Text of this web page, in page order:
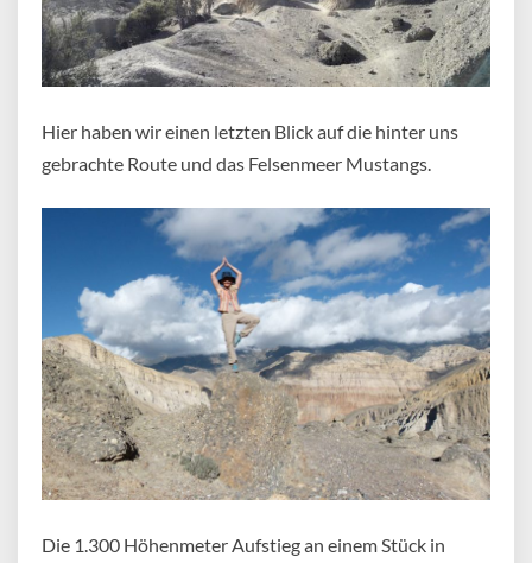
Hier haben wir einen letzten Blick auf die hinter uns
gebrachte Route und das Felsenmeer Mustangs.
Die 1.300 Höhenmeter Aufstieg an einem Stück in